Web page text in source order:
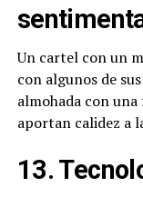
Un cartel con un
con algunos de
almohada con
aportan calidez a
13.